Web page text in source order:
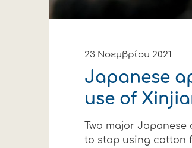
23 Νοεμβρίου 2021
Japanese
use of
Two major
to stop using cotton